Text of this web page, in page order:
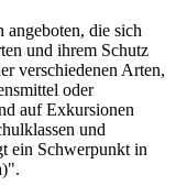
angeboten, die sich
und ihrem Schutz
verschiedenen Arten,
oder
auf Exkursionen
und
ein Schwerpunkt in